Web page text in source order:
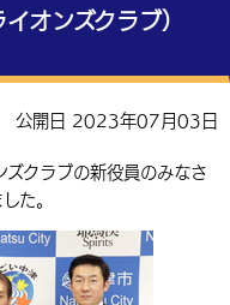
中国語（簡体字）
韓国語（한국어）
・年金
・予防
・インフラ
学習・スポーツ・人権
・雇用
・医療
ットを探す
オンズクラブ）
公開日 2023年07月03日
クラブの新役員のみなさ
た。